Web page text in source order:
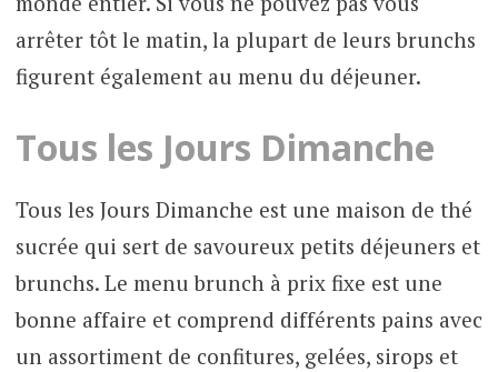
arrêter tôt le matin, la plupart de leurs brunchs
figurent également au menu du déjeuner.
Tous les Jours Dimanche
Tous les Jours Dimanche est une maison de thé
sucrée qui sert de savoureux petits déjeuners et
brunchs. Le menu brunch à prix fixe est une
bonne affaire et comprend différents pains avec
un assortiment de confitures, gelées, sirops et